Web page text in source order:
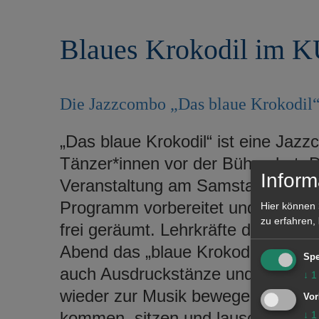
Blaues Krokodil im
Die Jazzcombo „Das blaue
„Das blaue Krokodil“ ist eine
Tänzer*innen vor der Bühne hat.
Veranstaltung am Samstag, 15.
Programm vorbereitet und die
frei geräumt. Lehrkräfte der
Abend das „blaue Krokodil“. Die
auch Ausdruckstänze und spricht
wieder zur Musik bewegen
Hier können
zu erfahren,
↓ 1
↓ 1